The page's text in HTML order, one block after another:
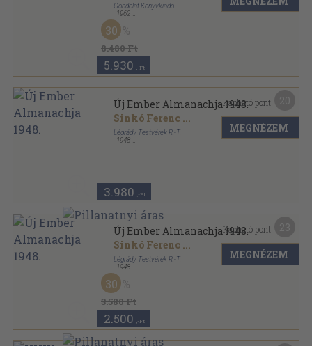
Gondolat Könyvkiadó
1962
Aranyozott kiadói egész vászonkötés
8.480 Ft
30
5.930 ,-Ft
Új Ember Almanachja 1948.
Sinkó Ferenc ...
Légrády Testvérek R.-T.
1948
3.980 ,-Ft
Kapható pont:
MEGNÉZEM
Új Ember Almanachja 1948.
Sinkó Ferenc ...
Légrády Testvérek R.-T.
1948
Félvászon
Új Ember Almanachja sorozat
3.580 Ft
30
2.500 ,-Ft
Kapható pont:
MEGNÉZEM